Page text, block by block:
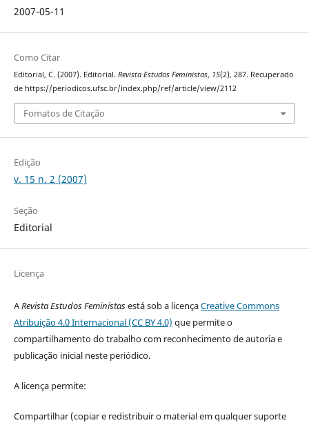
2007-05-11
Como Citar
Editorial, C. (2007). Editorial. Revista Estudos Feministas, 15(2), 287. Recuperado
de https://periodicos.ufsc.br/index.php/ref/article/view/2112
Fomatos de Citação
Edição
v. 15 n. 2 (2007)
Seção
Editorial
Licença
ARevista Estudos Feministasestá sob a licençaCreative Commons
Atribuição 4.0 Internacional (CC BY 4.0) que permite o
compartilhamento do trabalho com reconhecimento de autoria e
publicação inicial neste periódico.
A licença permite:
Compartilhar (copiar e redistribuir o material em qualquer suporte